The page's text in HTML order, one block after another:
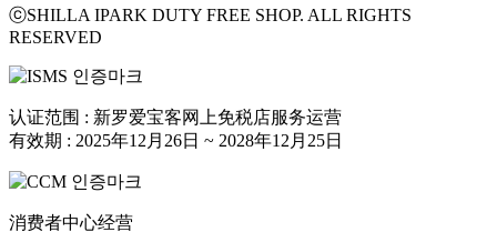
ⓒSHILLA IPARK DUTY FREE SHOP. ALL RIGHTS
RESERVED
认证范围 : 新罗爱宝客网上免税店服务运营
有效期 : 2025年12月26日 ~ 2028年12月25日
消费者中心经营